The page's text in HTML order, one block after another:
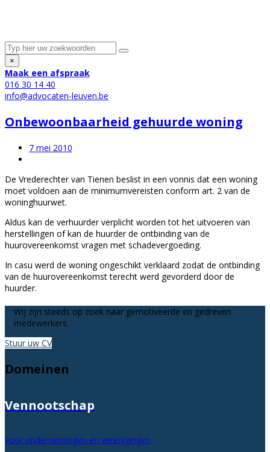
×
Maak een afspraak
016 30 14 40
info@advocaten-leuven.be
Onbewoonbaarheid gehuurde woning
7 mei 2010
De Vrederechter van Tienen beslist in een vonnis dat een woning
moet voldoen aan de minimumvereisten conform art. 2 van de
woninghuurwet.
Aldus kan de verhuurder verplicht worden tot het uitvoeren van
herstellingen of kan de huurder de ontbinding van de
huurovereenkomst vragen met schadevergoeding.
In casu werd de woning ongeschikt verklaard zodat de ontbinding
van de huurovereenkomst terecht werd gevorderd door de
huurder.
Wij zijn steeds op zoek naar gemotiveerde en gedreven
medewerkers.
Stuur uw CV
Domeinen
Vennootschap
voor ondernemingen en verenigingen